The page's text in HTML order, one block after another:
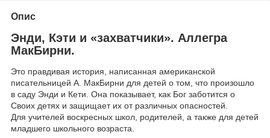
Опис
Энди, Кэти и «захватчики». Аллегра
МакБирни.
Это правдивая история, написанная американской
писательницей А. МакБирни для детей о том, что произошло
в саду Энди и Кети. Она показывает, как Бог заботится о
Своих детях и защищает их от различных опасностей.
Для учителей воскресных школ, родителей, а также для детей
младшего школьного возраста.